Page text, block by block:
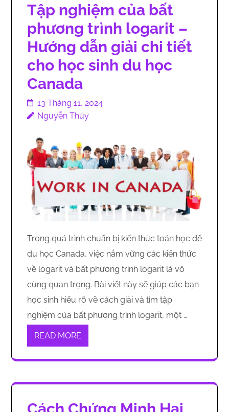
Tập nghiệm của bất
phương trình logarit –
Hướng dẫn giải chi tiết
cho học sinh du học
Canada
13 Tháng 11, 2024
Nguyễn Thúy
Trong quá trình chuẩn bị kiến thức toán học để
du học Canada, việc nắm vững các kiến thức
về logarit và bất phương trình logarit là vô
cùng quan trọng. Bài viết này sẽ giúp các bạn
học sinh hiểu rõ về cách giải và tìm tập
nghiệm của bất phương trình logarit, một …
READ MORE